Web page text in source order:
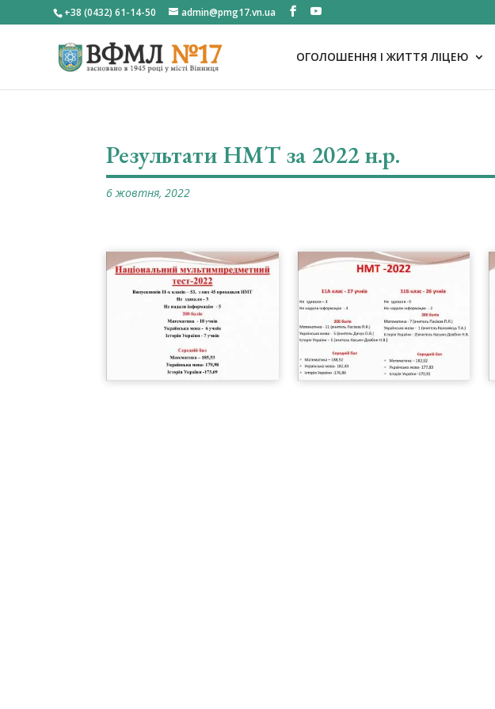
+38 (0432) 61-14-50 admin@pmg17.vn.ua
ОГОЛОШЕННЯ І ЖИТТЯ ЛІЦЕЮ
Результати НМТ за 2022 н.р.
6 жовтня, 2022